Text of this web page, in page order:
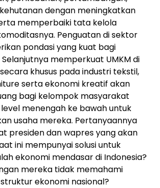
dengan meningkatkan
memperbaiki tata kelola
Penguatan di sektor
pondasi yang kuat bagi
memperkuat UMKM di
khusus pada industri tekstil,
serta ekonomi kreatif akan
bagi kelompok masyarakat
menengah ke bawah untuk
usaha mereka. Pertanyaannya
presiden dan wapres yang akan
ini mempunyai solusi untuk
ekonomi mendasar di Indonesia?
mereka tidak memahami
ekonomi nasional?